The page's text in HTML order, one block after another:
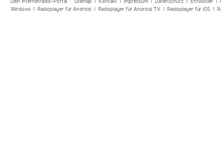
Dein Internetradio-Portal : Sitemap| Kontakt| Impressum| Datenschutz| Entwickler|
Windows| Radioplayer für Android| Radioplayer für Android TV| Radioplayer für iOS|